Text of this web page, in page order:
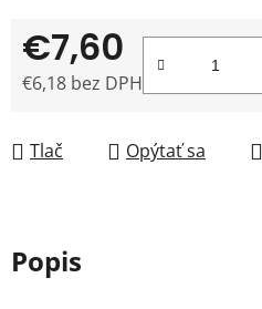
€7,60
€6,18 bez DPH
Tlač Opýtať sa
Popis